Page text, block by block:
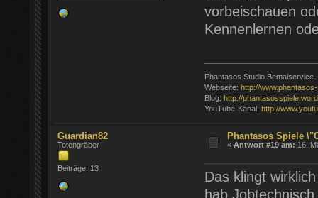
vorbeischauen
Kennenlernen
Phantasos Studio Bemalservice
Webseite: http://
Blog: http://
YouTube-Kanal: http://
Guardian82
Totengräber
Beiträge: 13
Phantasos Spiele
«Antwort #19 am: 16.
Das klingt
hab